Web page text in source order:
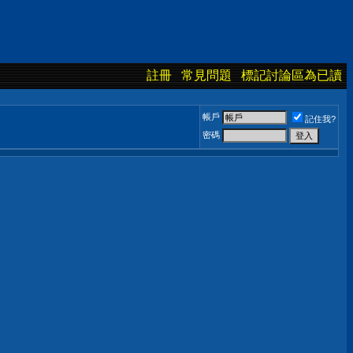
註冊 常見問題 標記討論區為已讀
帳戶
記住我?
密碼